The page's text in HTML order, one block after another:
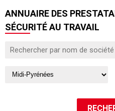
ANNUAIRE DES
SÉCURITÉ AU TRAVAIL